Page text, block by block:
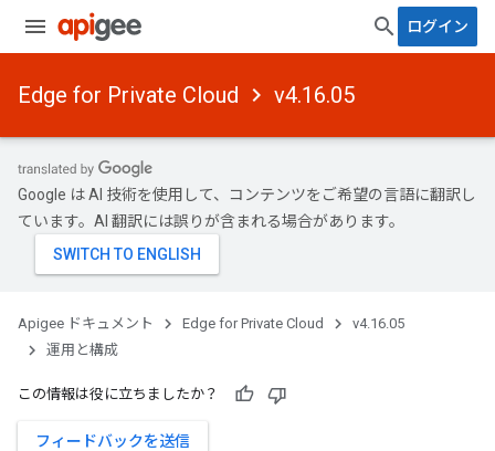
ログイン
Edge for Private Cloud v4.16.05
Google は AI 技術を使用して、コンテンツをご希望の言語に翻訳し
ています。AI 翻訳には誤りが含まれる場合があります。
Apigee ドキュメント Edge for Private Cloud
v4.16.05
運用と構成
この情報は役に立ちましたか？
フィードバックを送信